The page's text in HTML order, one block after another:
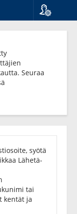
Seuraa
syötä
Lähetä-
tai
kentät ja